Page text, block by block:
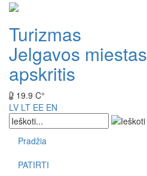
Turizmas
Jelgavos miestas
apskritis
19.9 C°
LV LT EE EN
Pradžia
PATIRTI